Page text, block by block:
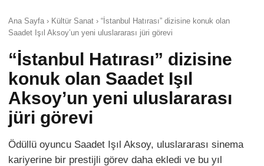
Ana Sayfa › Kültür Sanat › “İstanbul Hatırası” dizisine konuk olan
Saadet Işıl Aksoy’un yeni uluslararası jüri görevi
“İstanbul Hatırası” dizisine
konuk olan Saadet Işıl
Aksoy’un yeni uluslararası
jüri görevi
Ödüllü oyuncu Saadet Işıl Aksoy, uluslararası sinema
kariyerine bir prestijli görev daha ekledi ve bu yıl